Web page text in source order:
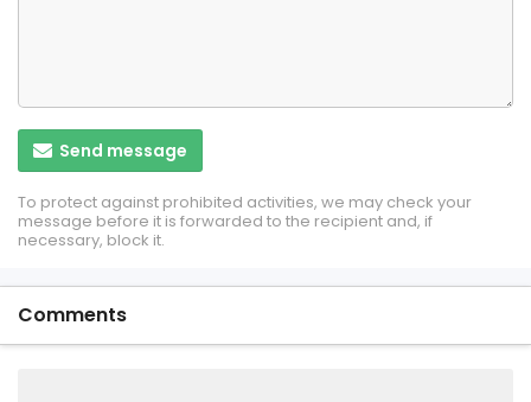
Send message
To protect against prohibited activities, we may check your
message before it is forwarded to the recipient and, if
necessary, block it.
Comments